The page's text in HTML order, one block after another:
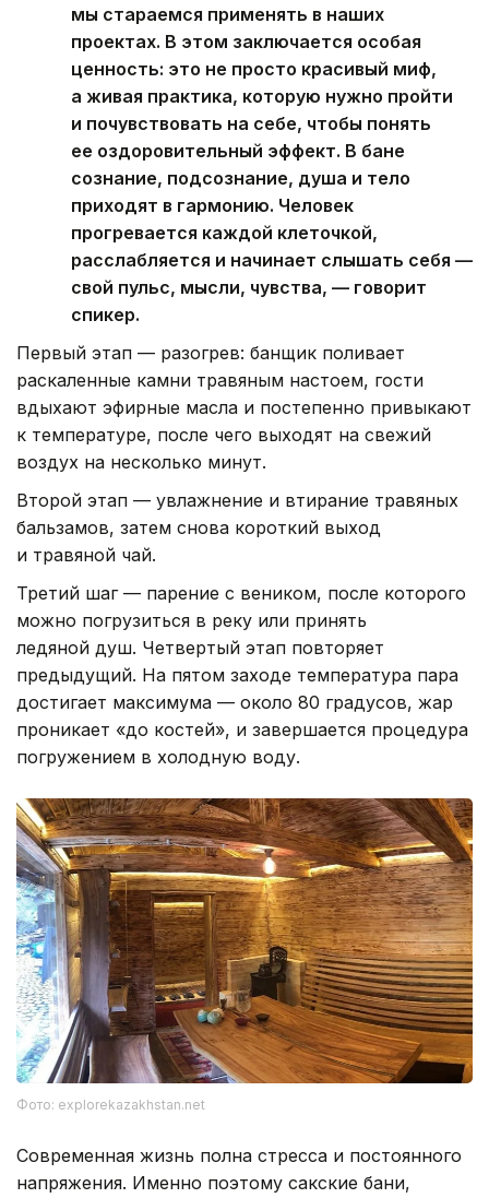
мы стараемся применять в наших
проектах. В этом заключается особая
ценность: это не просто красивый миф,
а живая практика, которую нужно пройти
и почувствовать на себе, чтобы понять
ее оздоровительный эффект. В бане
сознание, подсознание, душа и тело
приходят в гармонию. Человек
прогревается каждой клеточкой,
расслабляется и начинает слышать себя —
свой пульс, мысли, чувства, — говорит
спикер.
Первый этап — разогрев: банщик поливает
раскаленные камни травяным настоем, гости
вдыхают эфирные масла и постепенно привыкают
к температуре, после чего выходят на свежий
воздух на несколько минут.
Второй этап — увлажнение и втирание травяных
бальзамов, затем снова короткий выход
и травяной чай.
Третий шаг — парение с веником, после которого
можно погрузиться в реку или принять
ледяной душ. Четвертый этап повторяет
предыдущий. На пятом заходе температура пара
достигает максимума — около 80 градусов, жар
проникает «до костей», и завершается процедура
погружением в холодную воду.
Фото: explorekazakhstan.net
Современная жизнь полна стресса и постоянного
напряжения. Именно поэтому сакские бани,